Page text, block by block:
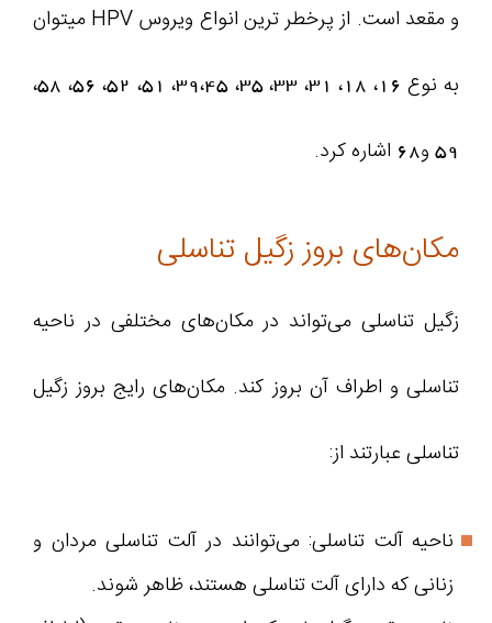
و مقعد است. از پرخطر ترین انواع ویروس HPV میتوان
به نوع 16، 18، 31، 33، 35، 39،45، 51، 52، 56، 58،
59 و68 اشاره کرد.
مکان‌های بروز زگیل تناسلی
زگیل تناسلی می‌تواند در مکان‌های مختلفی در ناحیه
تناسلی و اطراف آن بروز کند. مکان‌های رایج بروز زگیل
تناسلی عبارتند از:
ناحیه آلت تناسلی: می‌توانند در آلت تناسلی مردان و
زنانی که دارای آلت تناسلی هستند، ظاهر شوند.